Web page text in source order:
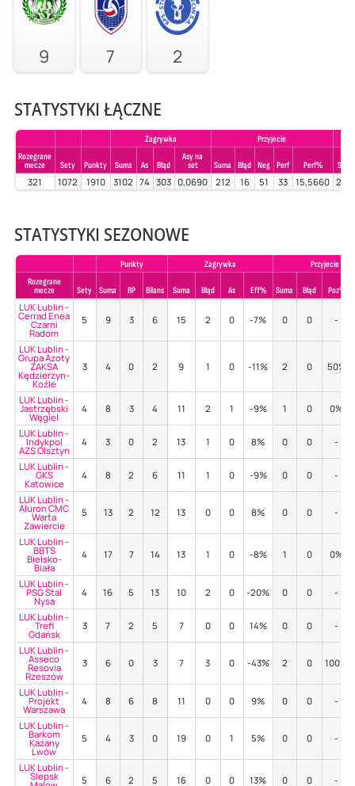
9 7 2
STATYSTYKI ŁĄCZNE
Zagrywka
Przyjecie
Rozegrane
mecze
Sety Punkty Suma As Błąd
Asy na
set
Suma Błąd Neg Perf Perf% Suma
321 1072 1910 3102 74 303 0,0690 212 16 51 33 15,5660
STATYSTYKI SEZONOWE
Punkty Zagrywka
Przyjecie
Rozegrane
mecze
Sety Suma BP Bilans Suma Błąd As Eff% Suma Błąd Poz%
LUK Lublin -
Cerrad Enea
Czarni
Radom
5 9 3 6 15 2 0 -7% 0 0 -
LUK Lublin -
Grupa Azoty
ZAKSA
Kędzierzyn-
Koźle
3 4 0 2 9 1 0 -11% 2 0 50%
LUK Lublin -
Jastrzębski
Węgiel
4 8 3 4 11 2 1 -9% 1 0 0%
LUK Lublin -
Indykpol
AZS Olsztyn
4 3 0 2 13 1 0 8% 0 0 -
LUK Lublin -
GKS
Katowice
4 8 2 6 11 1 0 -9% 0 0 -
LUK Lublin -
Aluron CMC
Warta
Zawiercie
5 13 2 12 13 0 0 8% 0 0 -
LUK Lublin -
BBTS
Bielsko-
Biała
4 17 7 14 13 1 0 -8% 1 0 0%
LUK Lublin -
PSG Stal
Nysa
4 16 5 13 10 2 0 -20% 0 0 -
LUK Lublin -
Trefl
Gdańsk
3 7 2 5 7 0 0 14% 0 0 -
LUK Lublin -
Asseco
Resovia
Rzeszów
3 6 0 3 7 3 0 -43% 2 0 100%
LUK Lublin -
Projekt
Warszawa
4 8 6 8 11 0 0 9% 0 0 -
LUK Lublin -
Barkom
Każany
Lwów
5 4 3 0 19 0 1 5% 0 0 -
LUK Lublin -
Ślepsk 5 6 2 5 16 0 0 13% 0 0 -